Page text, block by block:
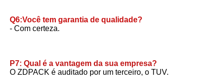
Q6:Você tem garantia de qualidade?
- Com certeza.
P7: Qual é a vantagem da sua empresa?
O ZDPACK é auditado por um terceiro, o TUV.